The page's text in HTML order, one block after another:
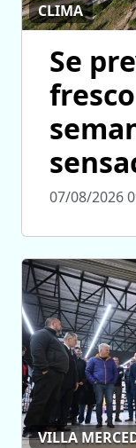
CLIMA
Se
07/08/2026
VILLA